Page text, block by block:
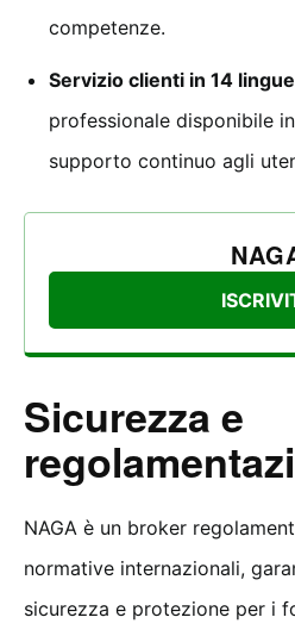
competenze.
Servizio clienti in 14 lingue
professionale disponibile
supporto continuo agli
Sicurezza e
NAGA è un broker
normative internazionali,
sicurezza e protezione per i